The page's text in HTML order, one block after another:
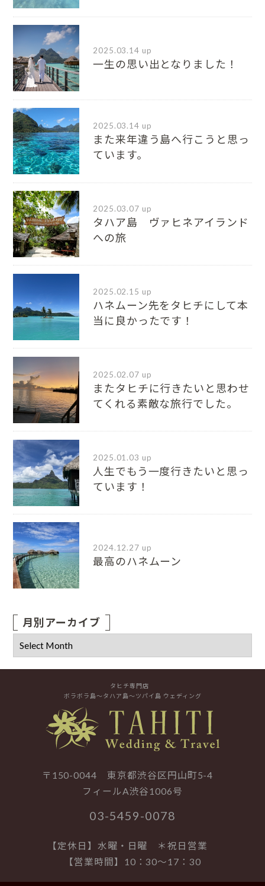
2025.03.14 up
一生の思い出となりました！
2025.03.14 up
また来年違う島へ行こうと思っ
ています。
2025.03.07 up
タハア島 ヴァヒネアイランド
への旅
2025.02.15 up
ハネムーン先をタヒチにして本
当に良かったです！
2025.02.07 up
またタヒチに行きたいと思わせ
てくれる素敵な旅行でした。
2025.01.03 up
人生でもう一度行きたいと思っ
ています！
2024.12.27 up
最高のハネムーン
月別アーカイブ
タヒチ専門店
ボラボラ島～タハア島～ツパイ島 ウェディング
〒150-0044 東京都渋谷区円山町5-4
フィールA渋谷1006号
03-5459-0078
【定休日】水曜・日曜 ＊祝日営業
【営業時間】10：30～17：30